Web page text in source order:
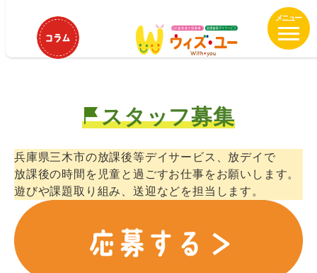
へ
移
動
ウィズ・ユー三木 保育士、児童指
導員正社員募集中
スタッフ募集
兵庫県三木市の放課後等デイサービス、放デイで
放課後の時間を児童と過ごすお仕事をお願いします。
遊びや課題取り組み、送迎などを担当します。